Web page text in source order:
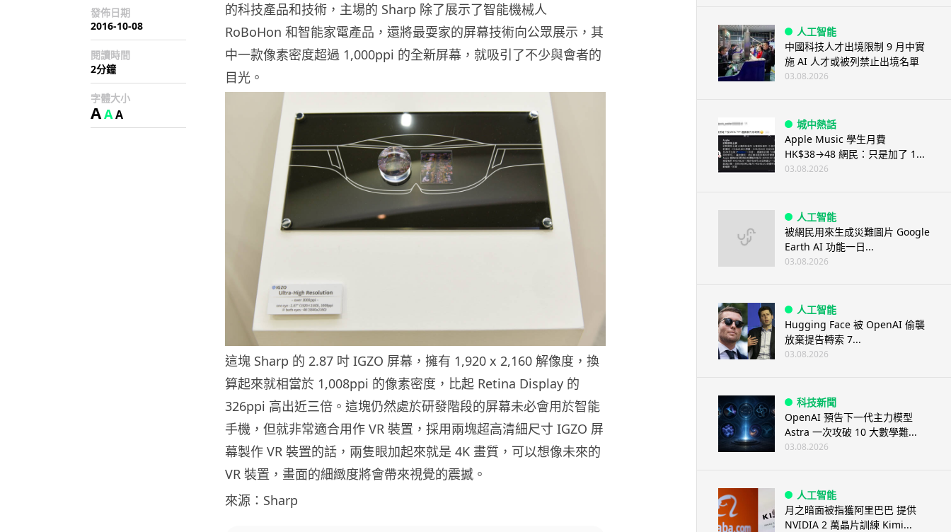
發佈日期
2016-10-08
閱讀時間
2分鐘
字體大小
AAA
的科技產品和技術，主場的 Sharp 除了展示了智能機械人
RoBoHon 和智能家電產品，還將最耍家的屏幕技術向公眾展示，其
中一款像素密度超過 1,000ppi 的全新屏幕，就吸引了不少與會者的
目光。
這塊 Sharp 的 2.87 吋 IGZO 屏幕，擁有 1,920 x 2,160 解像度，換
算起來就相當於 1,008ppi 的像素密度，比起 Retina Display 的
326ppi 高出近三倍。這塊仍然處於研發階段的屏幕未必會用於智能
手機，但就非常適合用作 VR 裝置，採用兩塊超高清細尺寸 IGZO 屏
幕製作 VR 裝置的話，兩隻眼加起來就是 4K 畫質，可以想像未來的
VR 裝置，畫面的細緻度將會帶來視覺的震撼。
來源：Sharp
人工智能
中國科技人才出境限制 9 月中實
施 AI 人才或被列禁止出境名單
03.08.2026
城中熱話
Apple Music 學生月費
HK$38→48 網民：只是加了 1...
03.08.2026
人工智能
被網民用來生成災難圖片 Google
Earth AI 功能一日...
03.08.2026
人工智能
Hugging Face 被 OpenAI 偷襲
放棄提告轉索 7...
03.08.2026
科技新聞
OpenAI 預告下一代主力模型
Astra 一次攻破 10 大數學難...
03.08.2026
人工智能
月之暗面被指獲阿里巴巴 提供
NVIDIA 2 萬晶片訓練 Kimi...